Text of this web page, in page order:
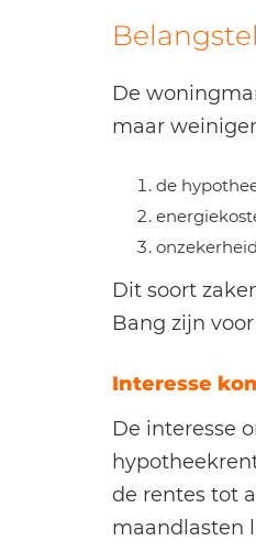
De
maar
de
Dit soort
Bang zijn
Interesse
De interesse
de rentes tot
maandlasten